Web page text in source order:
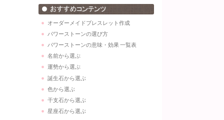
オーダーメイドブレスレット作成
パワーストーンの選び方
パワーストーンの意味・効果 一覧表
名前から選ぶ
運勢から選ぶ
誕生石から選ぶ
色から選ぶ
干支石から選ぶ
星座石から選ぶ